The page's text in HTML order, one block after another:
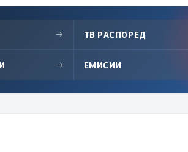
→ ТВ РАСПОРЕД
→ ЕМИСИИ